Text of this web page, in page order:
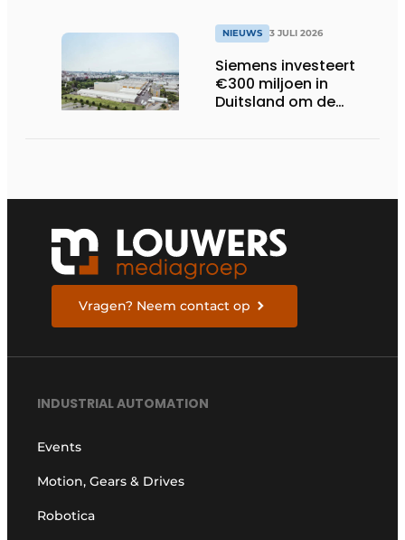
NIEUWS 3 JULI 2026
Siemens investeert
€300 miljoen in
Duitsland om de
Vragen? Neem contact op
INDUSTRIAL AUTOMATION
Events
Motion, Gears & Drives
Robotica